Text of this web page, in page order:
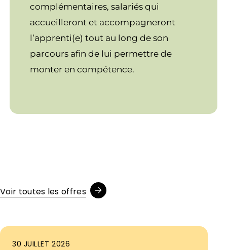
complémentaires, salariés qui
accueilleront et accompagneront
l’apprenti(e) tout au long de son
parcours afin de lui permettre de
monter en compétence.
Voir toutes les offres
30 JUILLET 2026